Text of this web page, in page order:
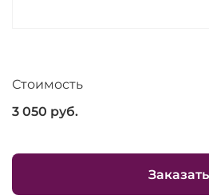
Стоимость
3 050 руб.
Заказать